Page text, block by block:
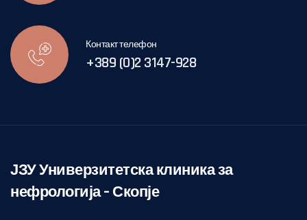
Контакт телефон
+389 (0)2 3147-928
ЈЗУ Универзитетска клиника за
нефрологија – Скопје